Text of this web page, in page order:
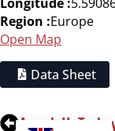
Region :Europe
Open Map
Data Sheet
Azmak II,